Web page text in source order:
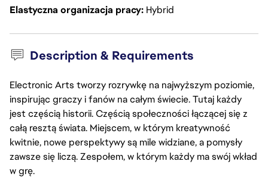
Elastyczna organizacja pracy Hybrid
Description & Requirements
Electronic Arts tworzy rozrywkę na najwyższym poziomie,
inspirując graczy i fanów na całym świecie. Tutaj każdy
jest częścią historii. Częścią społeczności łączącej się z
całą resztą świata. Miejscem, w którym kreatywność
kwitnie, nowe perspektywy są mile widziane, a pomysły
zawsze się liczą. Zespołem, w którym każdy ma swój wkład
w grę.